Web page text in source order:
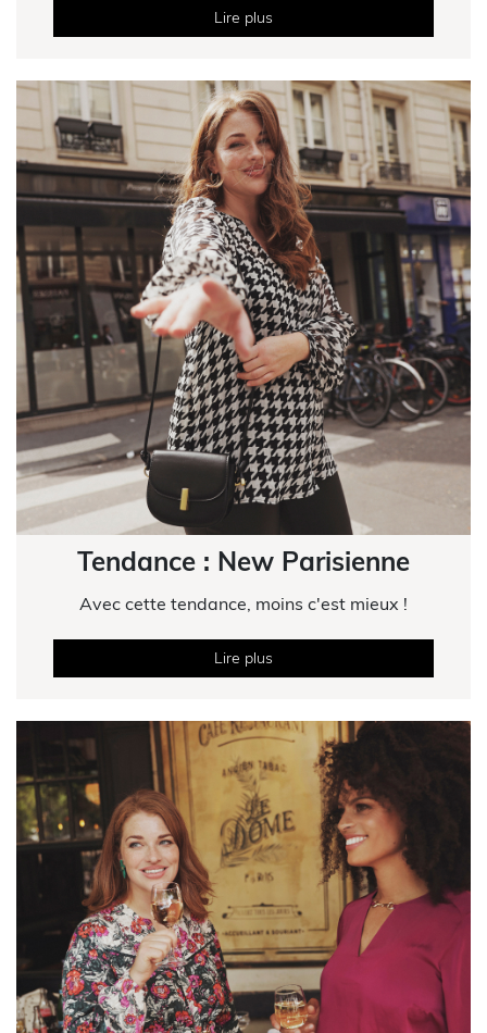
Lire plus
Tendance : New Parisienne
Avec cette tendance, moins c'est mieux !
Lire plus